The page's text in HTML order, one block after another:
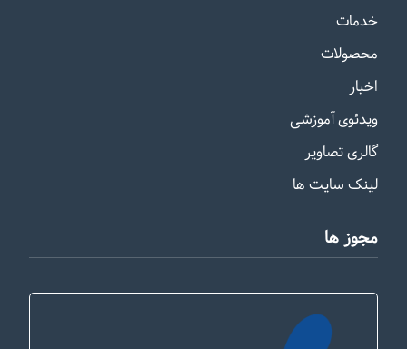
خدمات
محصولات
اخبار
ویدئوی آموزشی
گالری تصاویر
لینک سایت ها
مجوز ها